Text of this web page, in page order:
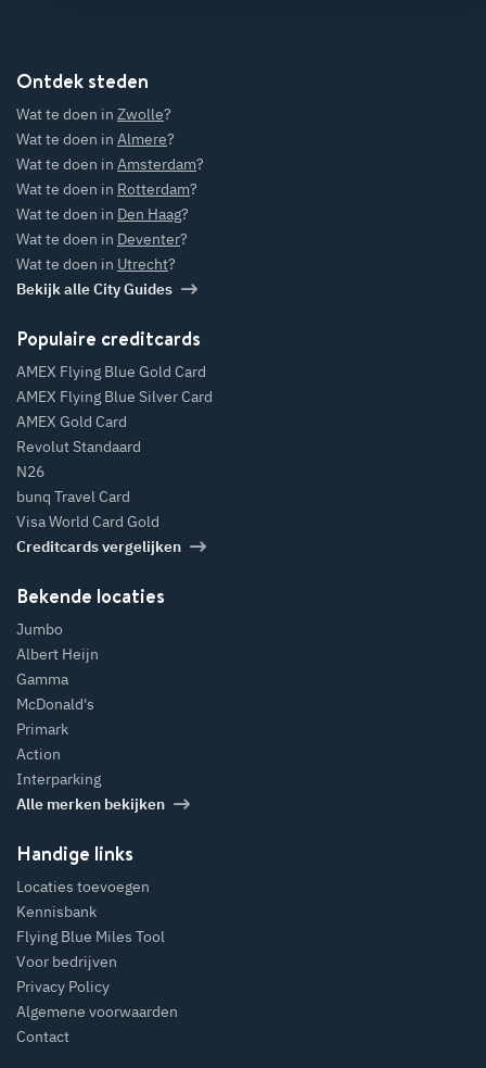
Ontdek steden
Wat te doen in Zwolle?
Wat te doen in Almere?
Wat te doen in Amsterdam?
Wat te doen in Rotterdam?
Wat te doen in Den Haag?
Wat te doen in Deventer?
Wat te doen in Utrecht?
Bekijk alle City Guides
Populaire creditcards
AMEX Flying Blue Gold Card
AMEX Flying Blue Silver Card
AMEX Gold Card
Revolut Standaard
N26
bunq Travel Card
Visa World Card Gold
Creditcards vergelijken
Bekende locaties
Jumbo
Albert Heijn
Gamma
McDonald's
Primark
Action
Interparking
Alle merken bekijken
Handige links
Locaties toevoegen
Kennisbank
Flying Blue Miles Tool
Voor bedrijven
Privacy Policy
Algemene voorwaarden
Contact